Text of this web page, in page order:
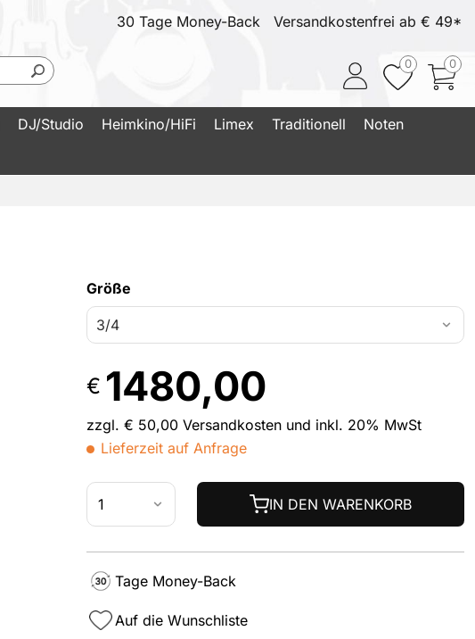
0
0
30 Tage Money-Back Versandkostenfrei ab € 49*
DJ/Studio Heimkino/HiFi Limex Traditionell
Noten
Größe
€ 1480,00
zzgl. € 50,00 Versandkosten und inkl. 20% MwSt
Lieferzeit auf Anfrage
IN DEN WARENKORB
Tage Money-Back
Auf die Wunschliste